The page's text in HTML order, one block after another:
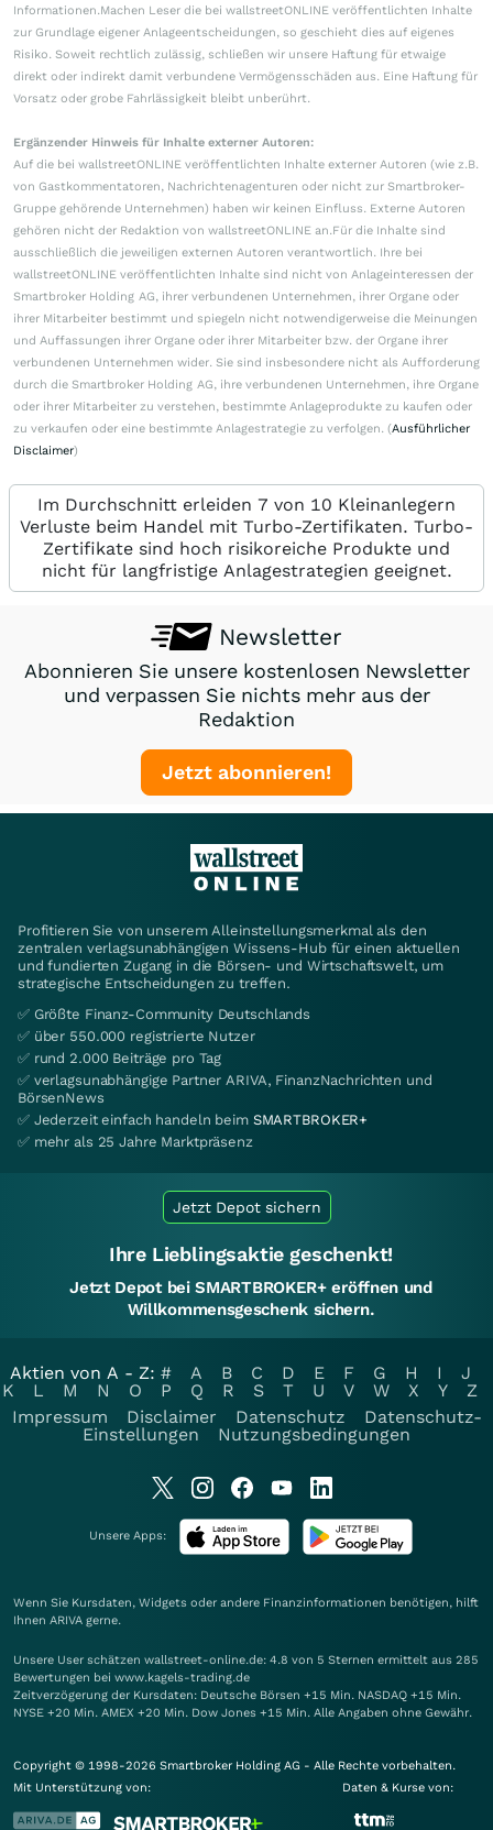
Informationen.Machen Leser die bei wallstreetONLINE veröffentlichten Inhalte
zur Grundlage eigener Anlageentscheidungen, so geschieht dies auf eigenes
Risiko. Soweit rechtlich zulässig, schließen wir unsere Haftung für etwaige
direkt oder indirekt damit verbundene Vermögensschäden aus. Eine Haftung für
Vorsatz oder grobe Fahrlässigkeit bleibt unberührt.
Ergänzender Hinweis für Inhalte externer Autoren:
Auf die bei wallstreetONLINE veröffentlichten Inhalte externer Autoren (wie z.B.
von Gastkommentatoren, Nachrichtenagenturen oder nicht zur Smartbroker-
Gruppe gehörende Unternehmen) haben wir keinen Einfluss. Externe Autoren
gehören nicht der Redaktion von wallstreetONLINE an.Für die Inhalte sind
ausschließlich die jeweiligen externen Autoren verantwortlich. Ihre bei
wallstreetONLINE veröffentlichten Inhalte sind nicht von Anlageinteressen der
Smartbroker Holding AG, ihrer verbundenen Unternehmen, ihrer Organe oder
ihrer Mitarbeiter bestimmt und spiegeln nicht notwendigerweise die Meinungen
und Auffassungen ihrer Organe oder ihrer Mitarbeiter bzw. der Organe ihrer
verbundenen Unternehmen wider. Sie sind insbesondere nicht als Aufforderung
durch die Smartbroker Holding AG, ihre verbundenen Unternehmen, ihre Organe
oder ihrer Mitarbeiter zu verstehen, bestimmte Anlageprodukte zu kaufen oder
zu verkaufen oder eine bestimmte Anlagestrategie zu verfolgen. (Ausführlicher
Disclaimer)
Im Durchschnitt erleiden 7 von 10 Kleinanlegern
Verluste beim Handel mit Turbo-Zertifikaten. Turbo-
Zertifikate sind hoch risikoreiche Produkte und
nicht für langfristige Anlagestrategien geeignet.
Newsletter
Abonnieren Sie unsere kostenlosen Newsletter
und verpassen Sie nichts mehr aus der
Redaktion
Jetzt abonnieren!
Profitieren Sie von unserem Alleinstellungsmerkmal als den
zentralen verlagsunabhängigen Wissens-Hub für einen aktuellen
und fundierten Zugang in die Börsen- und Wirtschaftswelt, um
strategische Entscheidungen zu treffen.
✅ Größte Finanz-Community Deutschlands
✅ über 550.000 registrierte Nutzer
✅ rund 2.000 Beiträge pro Tag
✅ verlagsunabhängige Partner ARIVA, FinanzNachrichten und
BörsenNews
✅ Jederzeit einfach handeln beim SMARTBROKER+
✅ mehr als 25 Jahre Marktpräsenz
Jetzt Depot sichern
Ihre Lieblingsaktie geschenkt!
Jetzt Depot bei SMARTBROKER+ eröffnen und
Willkommensgeschenk sichern.
Aktien von A - Z: # A B C D E F G H I
J
K
L M N O P Q R S T U V W X Y
Z
Impressum
Disclaimer Datenschutz
Datenschutz-
Einstellungen
Nutzungsbedingungen
Unsere Apps:
Wenn Sie Kursdaten, Widgets oder andere Finanzinformationen benötigen, hilft
Ihnen ARIVA gerne.
Unsere User schätzen wallstreet-online.de: 4.8 von 5 Sternen ermittelt aus 285
Bewertungen bei www.kagels-trading.de
Zeitverzögerung der Kursdaten: Deutsche Börsen +15 Min. NASDAQ +15 Min.
NYSE +20 Min. AMEX +20 Min. Dow Jones +15 Min. Alle Angaben ohne Gewähr.
Copyright © 1998-2026 Smartbroker Holding AG - Alle Rechte vorbehalten.
Mit Unterstützung von:
Daten & Kurse von: